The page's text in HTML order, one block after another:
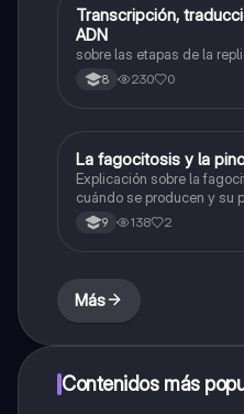
Biologia
Transcripción,
ADN
sobre las etapas de la
8 230 0
Biologia
La fagocitosis y la
Explicación sobre la
cuándo se producen y su
9 138 2
Más
Contenidos más